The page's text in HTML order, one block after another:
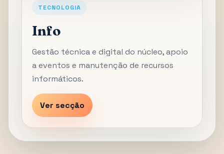
TECNOLOGIA
Info
Gestão técnica e digital do núcleo, apoio
a eventos e manutenção de recursos
informáticos.
Ver secção